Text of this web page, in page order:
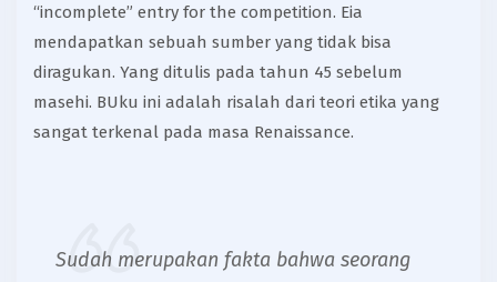
“incomplete” entry for the competition. Eia
mendapatkan sebuah sumber yang tidak bisa
diragukan. Yang ditulis pada tahun 45 sebelum
masehi. BUku ini adalah risalah dari teori etika yang
sangat terkenal pada masa Renaissance.
Sudah merupakan fakta bahwa seorang